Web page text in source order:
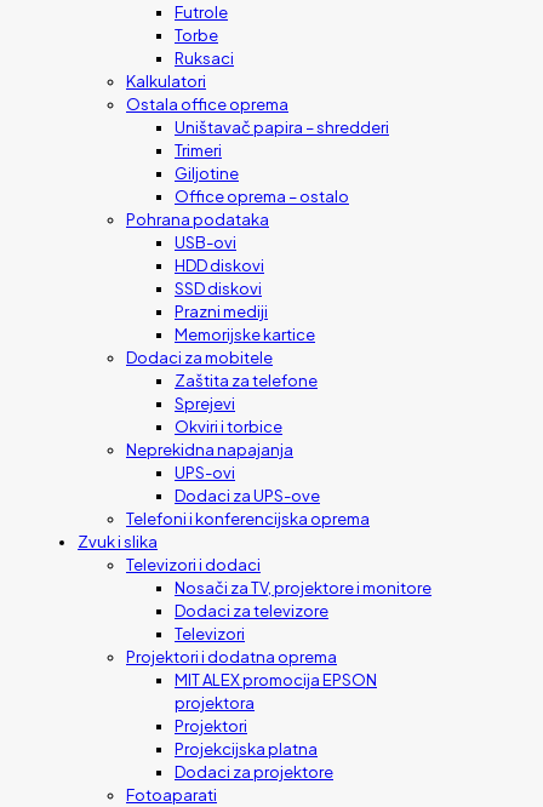
Futrole
Torbe
Ruksaci
Kalkulatori
Ostala office oprema
Uništavač papira – shredderi
Trimeri
Giljotine
Office oprema – ostalo
Pohrana podataka
USB-ovi
HDD diskovi
SSD diskovi
Prazni mediji
Memorijske kartice
Dodaci za mobitele
Zaštita za telefone
Sprejevi
Okviri i torbice
Neprekidna napajanja
UPS-ovi
Dodaci za UPS-ove
Telefoni i konferencijska oprema
Zvuk i slika
Televizori i dodaci
Nosači za TV, projektore i monitore
Dodaci za televizore
Televizori
Projektori i dodatna oprema
MIT ALEX promocija EPSON
projektora
Projektori
Projekcijska platna
Dodaci za projektore
Fotoaparati